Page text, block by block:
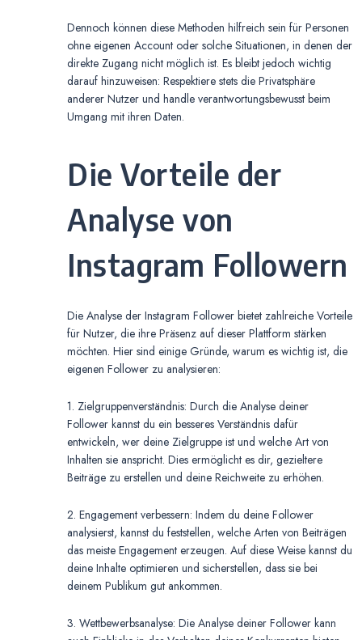
Dennoch können diese Methoden hilfreich sein für Personen
ohne eigenen Account oder solche Situationen, in denen der
direkte Zugang nicht möglich ist. Es bleibt jedoch wichtig
darauf hinzuweisen: Respektiere stets die Privatsphäre
anderer Nutzer und handle verantwortungsbewusst beim
Umgang mit ihren Daten.
Die Vorteile der
Analyse von
Instagram Followern
Die Analyse der Instagram Follower bietet zahlreiche Vorteile
für Nutzer, die ihre Präsenz auf dieser Plattform stärken
möchten. Hier sind einige Gründe, warum es wichtig ist, die
eigenen Follower zu analysieren:
1. Zielgruppenverständnis: Durch die Analyse deiner
Follower kannst du ein besseres Verständnis dafür
entwickeln, wer deine Zielgruppe ist und welche Art von
Inhalten sie anspricht. Dies ermöglicht es dir, gezieltere
Beiträge zu erstellen und deine Reichweite zu erhöhen.
2. Engagement verbessern: Indem du deine Follower
analysierst, kannst du feststellen, welche Arten von Beiträgen
das meiste Engagement erzeugen. Auf diese Weise kannst du
deine Inhalte optimieren und sicherstellen, dass sie bei
deinem Publikum gut ankommen.
3. Wettbewerbsanalyse: Die Analyse deiner Follower kann